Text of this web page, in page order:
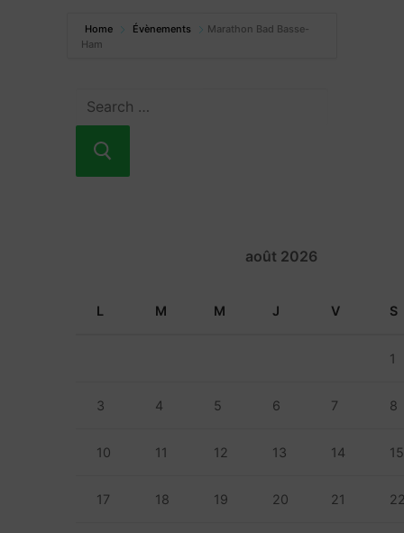
Home Évènements
Marathon Bad Basse-
Ham
août 2026
L M M J V S
1
3 4 5 6 7 8
10 11 12 13 14 15
17 18 19 20 21